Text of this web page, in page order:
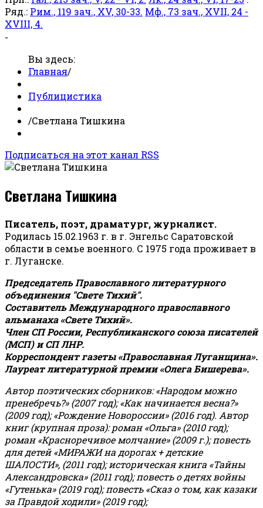
Ряд.: Рим., 119 зач., XV, 30-33. Мф., 73 зач., XVII, 24 -
XVIII, 4.
-
Вы здесь:
Главная/
Публицистика
/Светлана Тишкина
Подписаться на этот канал RSS
Светлана Тишкина
Писатель, поэт, драматург, журналист.
Родилась 15.02.1963 г. в г. Энгельс Саратовской
области в семье военного. С 1975 года проживает в
г. Луганске.
Председатель Православного литературного
объединения "Свете Тихий".
Составитель Международного православного
альманаха «Свете Тихий».
Член СП России, Республиканского союза писателей
(МСП) и СП ЛНР.
Корреспондент газеты «Православная Луганщина».
Лауреат литературной премии «Олега Бишерева».
Автор поэтических сборников: «Народом можно
пренебречь?» (2007 год); «Как начинается весна?»
(2009 год); «Рождение Новороссии» (2016 год). Автор
книг (крупная проза): роман «Ольга» (2010 год);
роман «Красноречивое молчание» (2009 г.); повесть
для детей «МИРАЖИ на дорогах + детские
ШАЛОСТИ», (2011 год); историческая книга «Тайны
Александровска» (2011 год); повесть о детях войны
«Гутенька» (2019 год); повесть «Сказ о том, как казаки
за Правдой ходили» (2019 год);